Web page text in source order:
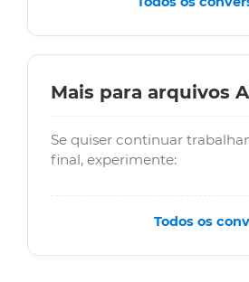
Mais para arquivos
Se quiser continuar
final, experimente:
Todos os